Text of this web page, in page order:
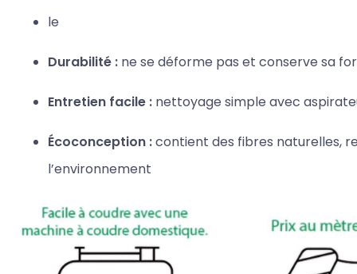
le
Durabilité : ne se déforme pas et conserve sa
Entretien facile : nettoyage simple avec
Écoconception :contient des fibres naturelles,
l’environnement